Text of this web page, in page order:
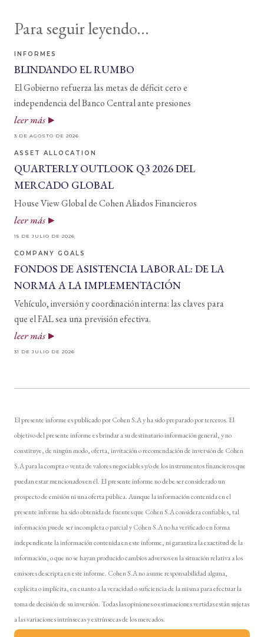
Para seguir leyendo...
INFORMES
BLINDANDO EL RUMBO
El Gobierno refuerza las metas de déficit cero e
independencia del Banco Central ante presiones
leer más
3 DE AGOSTO DE 2026
ASSET ALLOCATION
QUARTERLY OUTLOOK Q3 2026 DEL
MERCADO GLOBAL
House View Global de Cohen Aliados Financieros
leer más
15 DE JULIO DE 2026
COMPANY GOALS
FONDOS DE ASISTENCIA LABORAL: DE LA
NORMA A LA IMPLEMENTACIÓN
Vehículo, inversión y coordinación interna: las claves para
que el FAL sea una previsión efectiva.
leer más
31 DE JULIO DE 2026
El presente informe es publicado por Cohen S.A y ha sido preparado por terceros. El
objetivo del presente informe es brindar a su destinatario información general, y no
constituye, de ningún modo, oferta, invitación o recomendación de inversión de Cohen
S.A para la compra o venta de valores negociables y/o de los instrumentos financieros que
puedan estar mencionados en él. El presente informe no debe ser considerado un
prospecto de emisión ni una oferta pública. Aunque la información contenida en el
presente informe ha sido obtenida de fuentes que Cohen S.A considera confiables, tal
información puede ser incompleta o parcial y Cohen S.A no ha verificado en forma
independiente la información contenida en este informe, ni garantiza la exactitud de la
información, o que no se hayan producido cambios adversos en la situación relativa a los
emisores descripta en este informe. Cohen S.A no asume responsabilidad alguna,
explícita o implícita, en cuanto a la veracidad o suficiencia de la misma para efectuar la
toma de decisión de su inversión. Todas las opiniones o estimaciones vertidas están sujetas
a las variaciones intrínsecas y extrínsecas de los mercados.